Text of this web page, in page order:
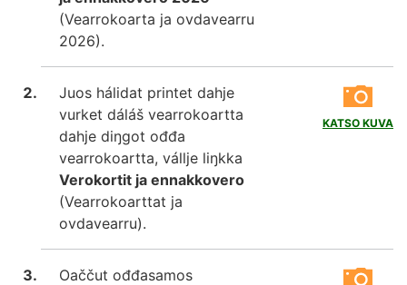
(Vearrokoarta ja ovdavearru
2026).
KATSO KUVA
Juos hálidat printet dahje
vurket dáláš vearrokoartta
dahje diŋgot ođđa
vearrokoartta, vállje liŋkka
Verokortit ja ennakkovero
(Vearrokoarttat ja
ovdavearru).
Oaččut ođđasamos